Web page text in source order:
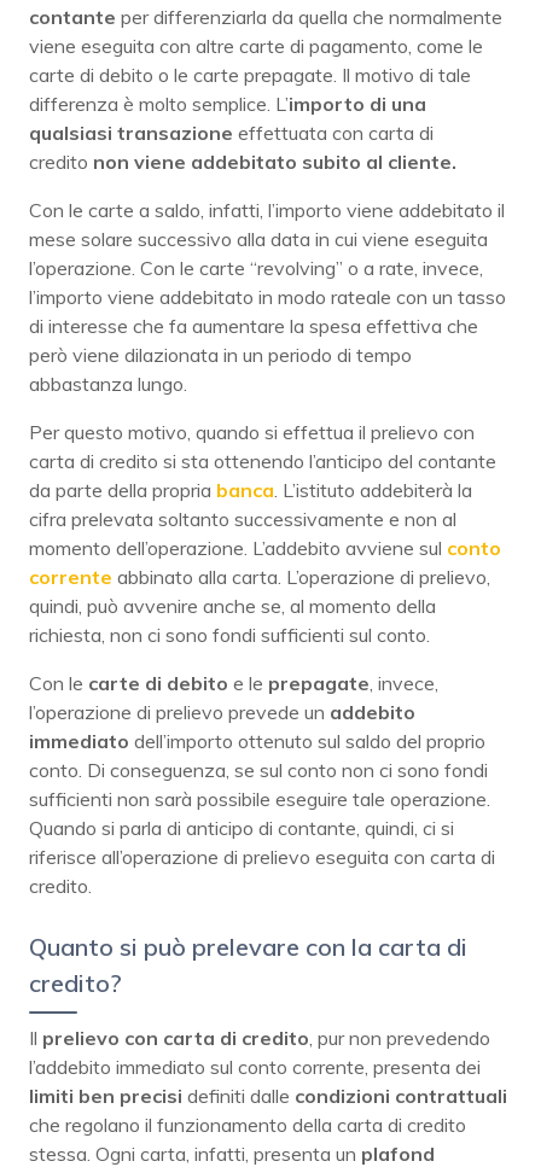
contante per differenziarla da quella che normalmente
viene eseguita con altre carte di pagamento, come le
carte di debito o le carte prepagate. Il motivo di tale
differenza è molto semplice. L’importo di una
qualsiasi transazione effettuata con carta di
credito non viene addebitato subito al cliente.
Con le carte a saldo, infatti, l’importo viene addebitato il
mese solare successivo alla data in cui viene eseguita
l’operazione. Con le carte “revolving” o a rate, invece,
l’importo viene addebitato in modo rateale con un tasso
di interesse che fa aumentare la spesa effettiva che
però viene dilazionata in un periodo di tempo
abbastanza lungo.
Per questo motivo, quando si effettua il prelievo con
carta di credito si sta ottenendo l’anticipo del contante
da parte della propria banca . L’istituto addebiterà la
cifra prelevata soltanto successivamente e non al
momento dell’operazione. L’addebito avviene sul conto
corrente abbinato alla carta. L’operazione di prelievo,
quindi, può avvenire anche se, al momento della
richiesta, non ci sono fondi sufficienti sul conto.
Con le carte di debito e le prepagate , invece,
l’operazione di prelievo prevede un addebito
immediato dell’importo ottenuto sul saldo del proprio
conto. Di conseguenza, se sul conto non ci sono fondi
sufficienti non sarà possibile eseguire tale operazione.
Quando si parla di anticipo di contante, quindi, ci si
riferisce all’operazione di prelievo eseguita con carta di
credito.
Quanto si può prelevare con la carta di
credito?
Il prelievo con carta di credito , pur non prevedendo
l’addebito immediato sul conto corrente, presenta dei
limiti ben precisi definiti dalle condizioni contrattuali
che regolano il funzionamento della carta di credito
stessa. Ogni carta, infatti, presenta un plafond